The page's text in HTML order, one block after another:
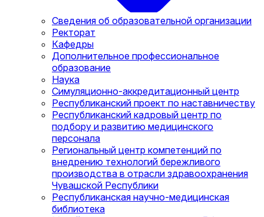
Сведения об образовательной организации
Ректорат
Кафедры
Дополнительное профессиональное
образование
Наука
Симуляционно-аккредитационный центр
Республиканский проект по наставничеству
Республиканский кадровый центр по
подбору и развитию медицинского
персонала
Региональный центр компетенций по
внедрению технологий бережливого
производства в отрасли здравоохранения
Чувашской Республики
Республиканская научно-медицинская
библиотека